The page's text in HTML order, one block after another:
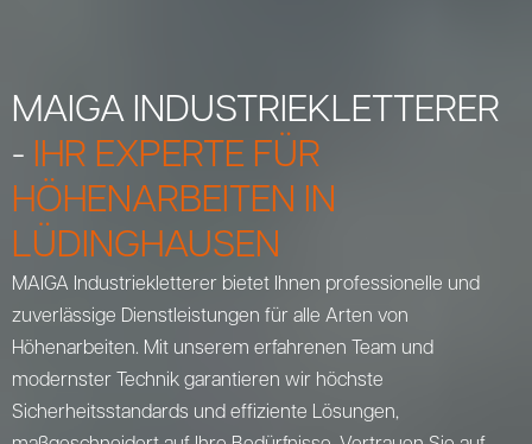
MAIGA INDUSTRIEKLETTERER
- IHR EXPERTE FÜR
HÖHENARBEITEN IN
LÜDINGHAUSEN
MAIGA Industriekletterer bietet Ihnen professionelle und
zuverlässige Dienstleistungen für alle Arten von
Höhenarbeiten. Mit unserem erfahrenen Team und
modernster Technik garantieren wir höchste
Sicherheitsstandards und effiziente Lösungen,